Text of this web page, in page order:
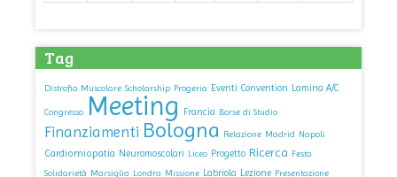
Tag
Distrofia Muscolare Scholarship Progeria Eventi Convention Lamina A/C
Congresso Meeting Francia Borse di Studio
Finanziamenti Bologna Relazione Madrid Napoli
Cardiomiopatia Neuromoscolari Liceo Progetto Ricerca Festa
Solidarietà Marsiglia Londra Missione Labriola Lezione Presentazione